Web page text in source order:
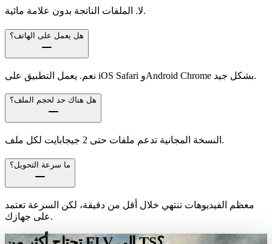
لا. الملفات الناتجة بدون علامة مائية.
هل يعمل على الهاتف؟
نعم. يعمل التطبيق على iOS Safari وAndroid Chrome بشكل جيد.
هل هناك حد لحجم الملف؟
النسخة المجانية تدعم ملفات حتى 2 جيجابايت لكل ملف.
ما سرعة التحويل؟
معظم الفيديوهات تنتهي خلال أقل من دقيقة، لكن السرعة تعتمد
على جهازك.